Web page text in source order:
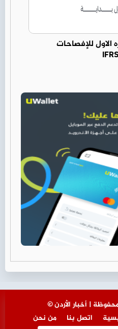
الاول للإفصاحات
من نحن
اتصل بنا